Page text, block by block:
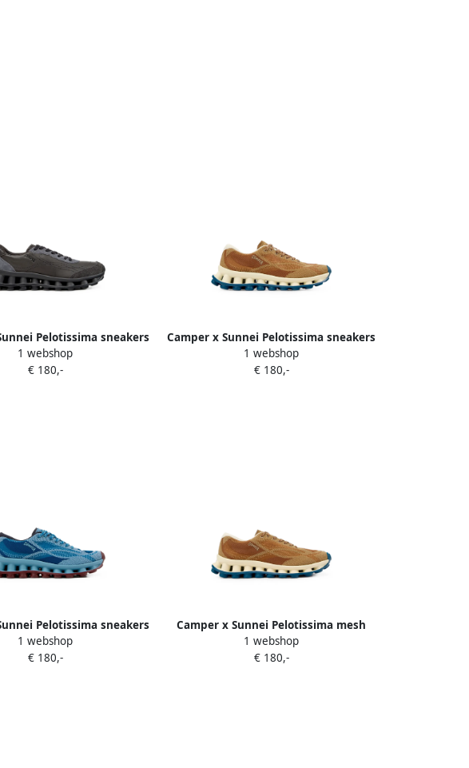
Pelotissima sneakers
Grijs
1 webshop
€ 180,-
Camper x Sunnei Pelotissima sneakers
Bruin
1 webshop
€ 180,-
Pelotissima sneakers
Blauw
1 webshop
€ 180,-
Camper x Sunnei Pelotissima mesh
sneakers Bruin
1 webshop
€ 180,-